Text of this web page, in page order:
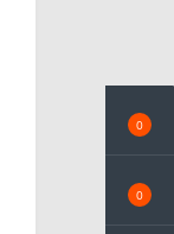
0
0